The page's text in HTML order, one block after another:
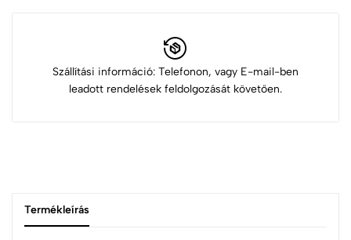
Szállítási információ: Telefonon, vagy E-mail-ben
leadott rendelések feldolgozását követően.
Termékleírás